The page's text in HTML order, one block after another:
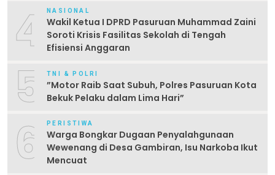
4 NASIONAL
Wakil Ketua I DPRD Pasuruan Muhammad Zaini
Soroti Krisis Fasilitas Sekolah di Tengah
Efisiensi Anggaran
5 TNI & POLRI
‎”Motor Raib Saat Subuh, Polres Pasuruan Kota
Bekuk Pelaku dalam Lima Hari” ‎
6 PERISTIWA
Warga Bongkar Dugaan Penyalahgunaan
Wewenang di Desa Gambiran, Isu Narkoba Ikut
Mencuat